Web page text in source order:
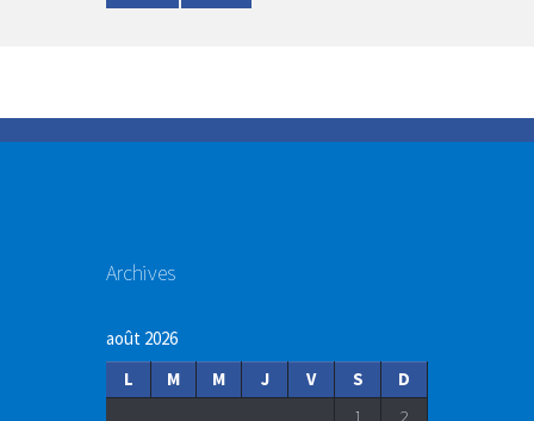
Archives
août 2026
L
M M J V S
D
1
2